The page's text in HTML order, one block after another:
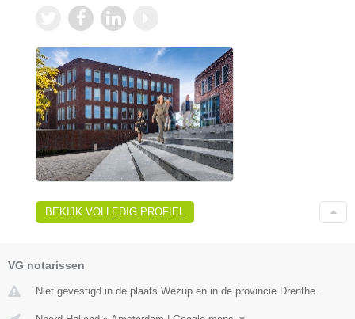
BEKIJK VOLLEDIG PROFIEL
VG notarissen
Niet gevestigd in de plaats Wezup en in de provincie Drenthe.